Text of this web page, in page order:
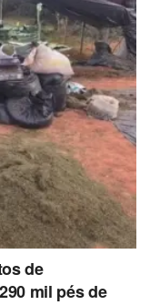
de
mil pés de